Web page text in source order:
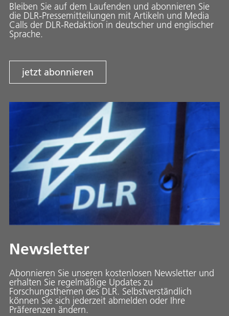
Bleiben Sie auf dem Laufenden und abonnieren Sie
die DLR-Pressemitteilungen mit Artikeln und Media
Calls der DLR-Redaktion in deutscher und englischer
Sprache.
jetzt abonnieren
Newsletter
Abonnieren Sie unseren kostenlosen Newsletter und
erhalten Sie regelmäßige Updates zu
Forschungsthemen des DLR. Selbstverständlich
können Sie sich jederzeit abmelden oder Ihre
Präferenzen ändern.